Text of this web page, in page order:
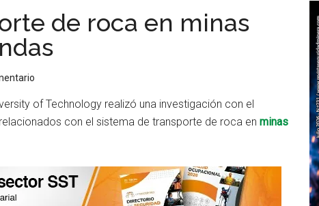
de roca en minas
of Technology realizó una investigación con el
con el sistema de transporte de roca en minas